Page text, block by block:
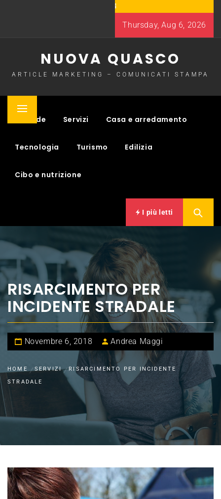
Thursday, Aug 6, 2026
NUOVA QUASCO
ARTICLE MARKETING – COMUNICATI STAMPA
Primary
Aziende Servizi Casa e arredamento
Tecnologia Turismo Edilizia
Cibo e nutrizione
I più letti
RISARCIMENTO PER
INCIDENTE STRADALE
Novembre 6, 2018 Andrea Maggi
HOME SERVIZI
RISARCIMENTO PER INCIDENTE
STRADALE